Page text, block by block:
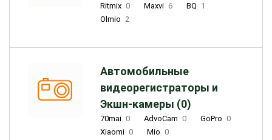
Ritmix 0 Maxvi 6 BQ 1
Olmio 2
Автомобильные
видеорегистраторы и
Экшн-камеры (0)
70mai 0 AdvoCam 0 GoPro 0
Xiaomi 0 Mio 0